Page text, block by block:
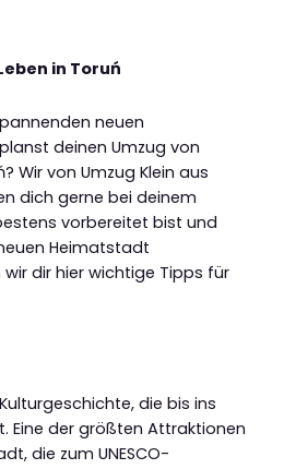
in Toruń
neuen
deinen Umzug von
Wir von Umzug Klein aus
dich gerne bei deinem
vorbereitet bist und
Heimatstadt
dir hier wichtige Tipps für
die bis ins
Eine der größten Attraktionen
die zum UNESCO-